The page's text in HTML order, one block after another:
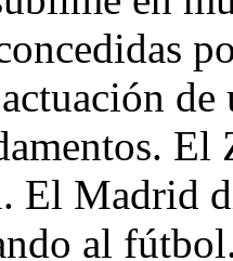
El
El Madrid
al